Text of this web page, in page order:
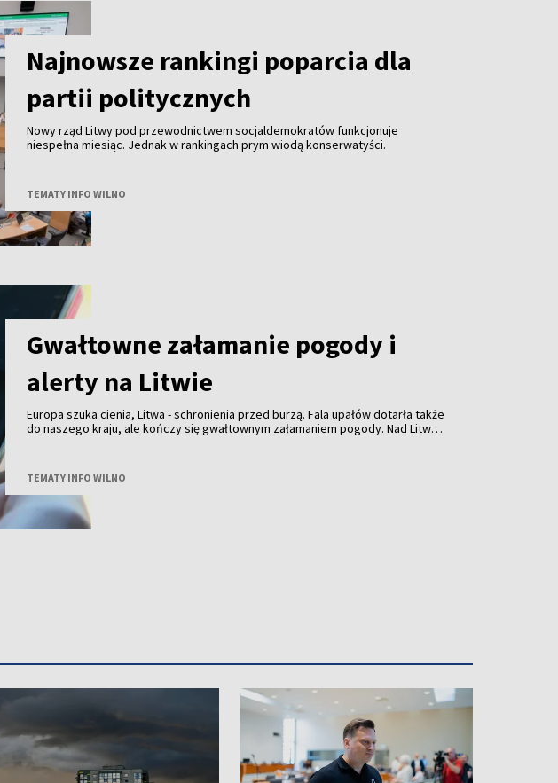
Najnowsze rankingi poparcia dla
partii politycznych
Nowy rząd Litwy pod przewodnictwem socjaldemokratów funkcjonuje
niespełna miesiąc. Jednak w rankingach prym wiodą konserwatyści.
TEMATY INFO WILNO
Gwałtowne załamanie pogody i
alerty na Litwie
Europa szuka cienia, Litwa - schronienia przed burzą. Fala upałów dotarła także
do naszego kraju, ale kończy się gwałtownym załamaniem pogody. Nad Litwą
TEMATY INFO WILNO